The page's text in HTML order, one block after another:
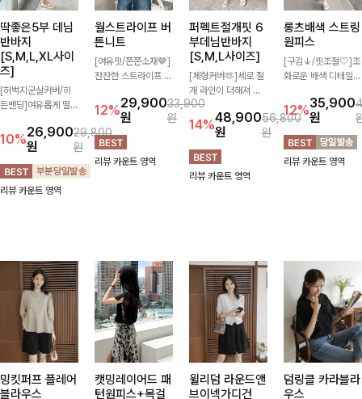
딱좋은5부 데님
반바지
[S,M,L,XL사이
즈]
[허벅지군살커버/히
든밴딩]여유롭게 떨어
없는 5부 기장으로 편
안하게 즐기기 좋은
데님 팬츠 ✨ 빈티지
한 워싱감이 더해져
캐주얼하면서도 트렌
10%26,900
원
29,800
원
리뷰 카운트 영역
월스트라이프 버
튼니트
[여유핏/쫀쫀소재🤎]
잔잔한 스트라이프 패
더해져 캐주얼하면서
도 세련된 무드를 연
출해주는 니트- 가볍
고 부드러운 착용감으
로 단독은 물론 데일
12%29,900
원
33,900
원
리뷰 카운트 영역
퍼펙트절개핏 6
부데님반바지
[S,M,L사이즈]
[체형커버🫶]세로 절
개 라인이 더해져 다
리 라인을 더욱 길고
슬림하게 연출해주는
5부 데님 반바지 🤍
부담 없는 기장과 여
유로운 핏으로 편안하
게 착용되며 다양한
14%48,900
원
56,800
원
리뷰 카운트 영역
롱츠배색 스트링
원피스
[구김↓/핏조절🤍]조
화로운 배색 디테일로
스! 스트링이 내장되
어있어 여리여리한 라
인을 만들어주고 넉넉
한 포켓으로 실용성까
지 갖췄어요:)
12%35,900
원
리뷰 카운트 영역
밍킷퍼프 플레어
블라우스
캣밍레이어드 패
턴원피스+목걸
윌리덤 라운드앤
브이넥가디건
덤링클 카라블라
우스